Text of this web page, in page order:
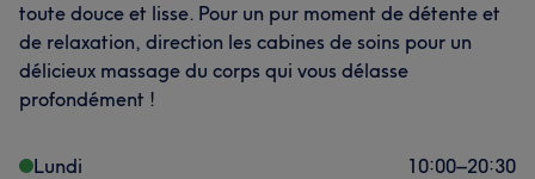
toute douce et lisse. Pour un pur moment de détente et
de relaxation, direction les cabines de soins pour un
délicieux massage du corps qui vous délasse
profondément !
Lundi 10:00–20:30